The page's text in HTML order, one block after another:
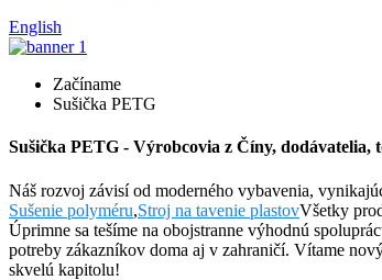
English
Začíname
Sušička PETG
Sušička PETG - Výrobcovia z Číny, dodávatelia,
Náš rozvoj závisí od moderného vybavenia,
Sušenie polyméru,Stroj na tavenie plastovVšetky
Úprimne sa tešíme na obojstranne výhodnú
potreby zákazníkov doma aj v zahraničí. Vítame
skvelú kapitolu!